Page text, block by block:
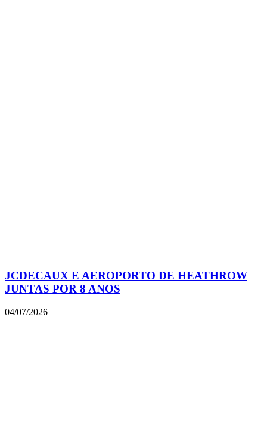
JCDECAUX E AEROPORTO DE HEATHROW
JUNTAS POR 8 ANOS
04/07/2026